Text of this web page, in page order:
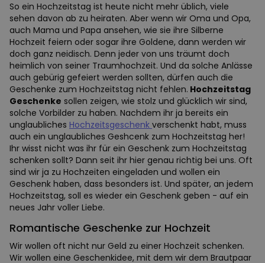
So ein Hochzeitstag ist heute nicht mehr üblich, viele
sehen davon ab zu heiraten. Aber wenn wir Oma und Opa,
auch Mama und Papa ansehen, wie sie ihre Silberne
Hochzeit feiern oder sogar ihre Goldene, dann werden wir
doch ganz neidisch. Denn jeder von uns träumt doch
heimlich von seiner Traumhochzeit. Und da solche Anlässe
auch gebürig gefeiert werden sollten, dürfen auch die
Geschenke zum Hochzeitstag nicht fehlen. Hochzeitstag
Geschenke sollen zeigen, wie stolz und glücklich wir sind,
solche Vorbilder zu haben. Nachdem ihr ja bereits ein
unglaubliches Hochzeitsgeschenk verschenkt habt, muss
auch ein unglaubliches Geshcenk zum Hochzeitstag her!
Ihr wisst nicht was ihr für ein Geschenk zum Hochzeitstag
schenken sollt? Dann seit ihr hier genau richtig bei uns. Oft
sind wir ja zu Hochzeiten eingeladen und wollen ein
Geschenk haben, dass besonders ist. Und später, an jedem
Hochzeitstag, soll es wieder ein Geschenk geben - auf ein
neues Jahr voller Liebe.
Romantische Geschenke zur Hochzeit
Wir wollen oft nicht nur Geld zu einer Hochzeit schenken.
Wir wollen eine Geschenkidee, mit dem wir dem Brautpaar